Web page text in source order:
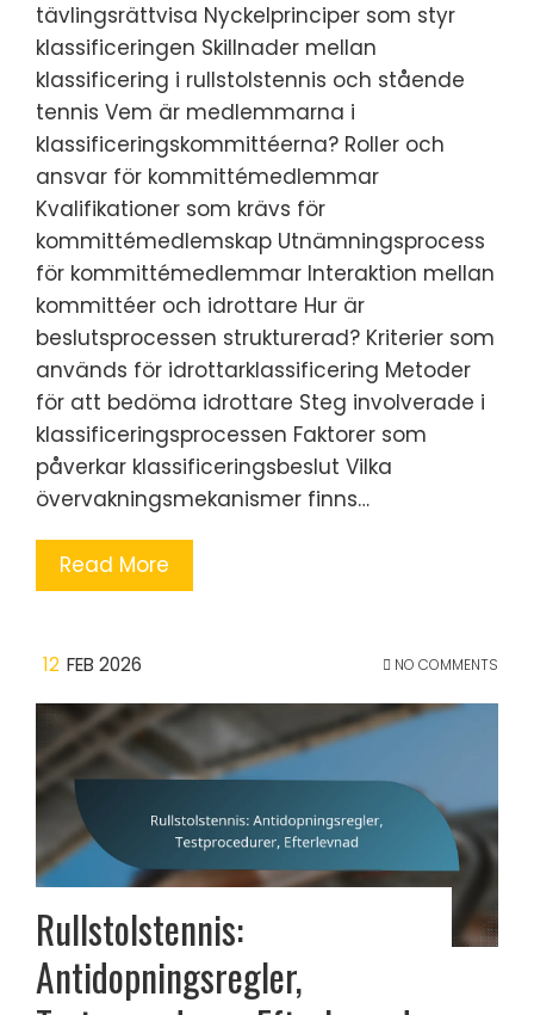
tävlingsrättvisa Nyckelprinciper som styr
klassificeringen Skillnader mellan
klassificering i rullstolstennis och stående
tennis Vem är medlemmarna i
klassificeringskommittéerna? Roller och
ansvar för kommittémedlemmar
Kvalifikationer som krävs för
kommittémedlemskap Utnämningsprocess
för kommittémedlemmar Interaktion mellan
kommittéer och idrottare Hur är
beslutsprocessen strukturerad? Kriterier som
används för idrottarklassificering Metoder
för att bedöma idrottare Steg involverade i
klassificeringsprocessen Faktorer som
påverkar klassificeringsbeslut Vilka
övervakningsmekanismer finns…
Read More
12 FEB 2026 NO COMMENTS
Rullstolstennis:
Antidopningsregler,